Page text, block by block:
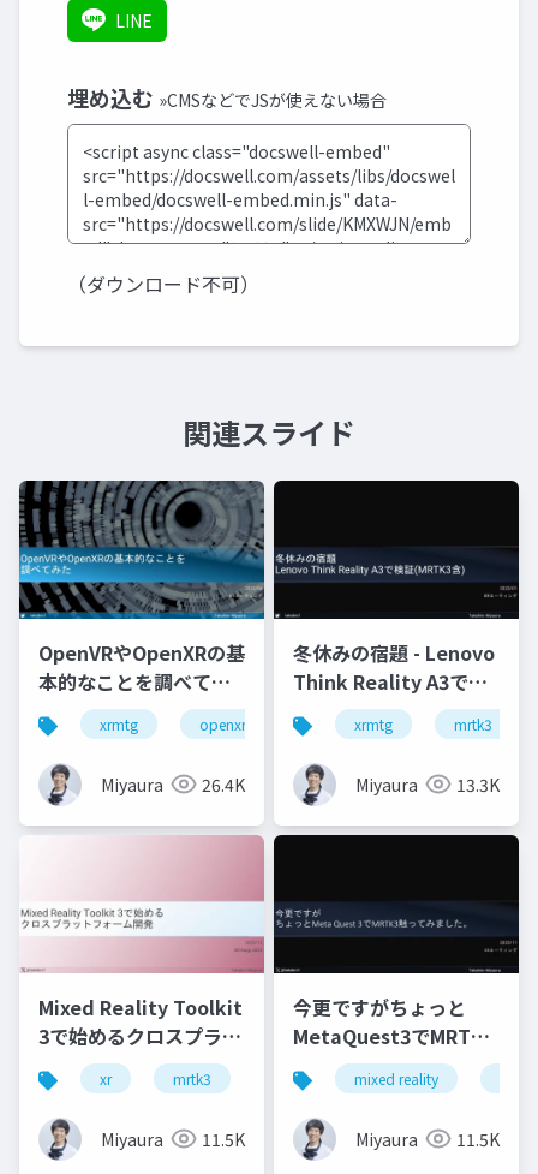
LINE
埋め込む »CMSなどでJSが使えない場合
（ダウンロード不可）
関連スライド
OpenVRやOpenXRの基
本的なことを調べてみ
た
xrmtg openxr openvr hololens
Miyaura 26.4K
冬休みの宿題 - Lenovo
Think Reality A3で検
証(MRTK3含)
xrmtg mrtk3
Miyaura 13.3K
Mixed Reality Toolkit
3で始めるクロスプラッ
トフォーム開発
xr mrtk3 metaquest3 snapdragonspaces
Miyaura 11.5K
今更ですがちょっと
MetaQuest3でMRTK3
触ってみました
mixed reality
Miyaura 11.5K